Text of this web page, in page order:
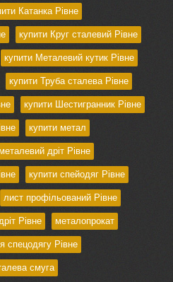
Катанка Рівне
купити Круг сталевий Рівне
купити Металевий кутик Рівне
купити Труба сталева Рівне
купити Шестигранник Рівне
купити метал
дріт Рівне
купити спейодяг Рівне
лист профільований Рівне
Рівне металопрокат
спецодягу Рівне
смуга